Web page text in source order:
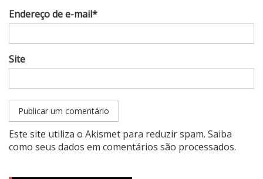
Endereço de e-mail*
Site
Este site utiliza o Akismet para reduzir spam. Saiba
como seus dados em comentários são processados.